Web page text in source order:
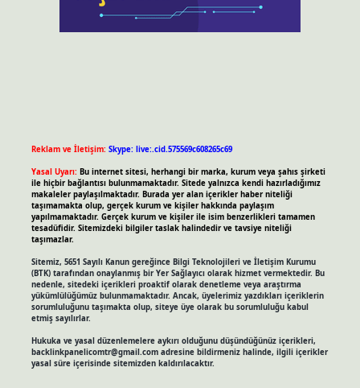
Reklam ve İletişim: Skype: live:.cid.575569c608265c69
Yasal Uyarı: Bu internet sitesi, herhangi bir marka, kurum veya şahıs şirketi
ile hiçbir bağlantısı bulunmamaktadır. Sitede yalnızca kendi hazırladığımız
makaleler paylaşılmaktadır. Burada yer alan içerikler haber niteliği
taşımamakta olup, gerçek kurum ve kişiler hakkında paylaşım
yapılmamaktadır. Gerçek kurum ve kişiler ile isim benzerlikleri tamamen
tesadüfidir. Sitemizdeki bilgiler taslak halindedir ve tavsiye niteliği
taşımazlar.
Sitemiz, 5651 Sayılı Kanun gereğince Bilgi Teknolojileri ve İletişim Kurumu
(BTK) tarafından onaylanmış bir Yer Sağlayıcı olarak hizmet vermektedir. Bu
nedenle, sitedeki içerikleri proaktif olarak denetleme veya araştırma
yükümlülüğümüz bulunmamaktadır. Ancak, üyelerimiz yazdıkları içeriklerin
sorumluluğunu taşımakta olup, siteye üye olarak bu sorumluluğu kabul
etmiş sayılırlar.
Hukuka ve yasal düzenlemelere aykırı olduğunu düşündüğünüz içerikleri,
backlinkpanelicomtr@gmail.comadresine bildirmeniz halinde, ilgili içerikler
yasal süre içerisinde sitemizden kaldırılacaktır.